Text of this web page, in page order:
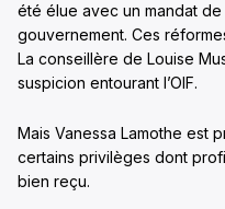
été élue avec un mandat
gouvernement. Ces
La conseillère de Louise
suspicion entourant l’OIF.
Mais Vanessa Lamothe est
certains privilèges dont
bien reçu.